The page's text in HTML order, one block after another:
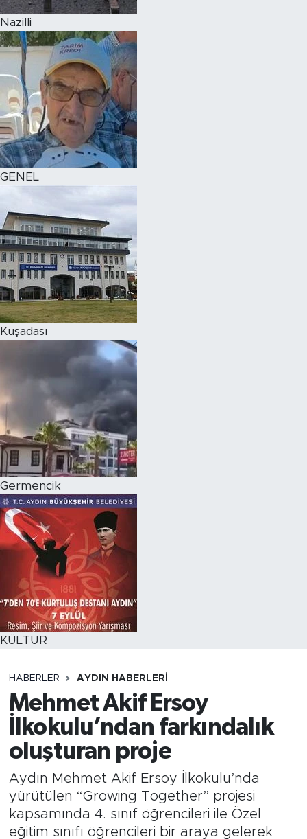
Nazilli
GENEL
Kuşadası
Germencik
KÜLTÜR
HABERLER AYDIN HABERLERI
Mehmet Akif Ersoy
İlkokulu’ndan farkındalık
oluşturan proje
Aydın Mehmet Akif Ersoy İlkokulu’nda
yürütülen “Growing Together” projesi
kapsamında 4. sınıf öğrencileri ile Özel
eğitim sınıfı öğrencileri bir araya gelerek